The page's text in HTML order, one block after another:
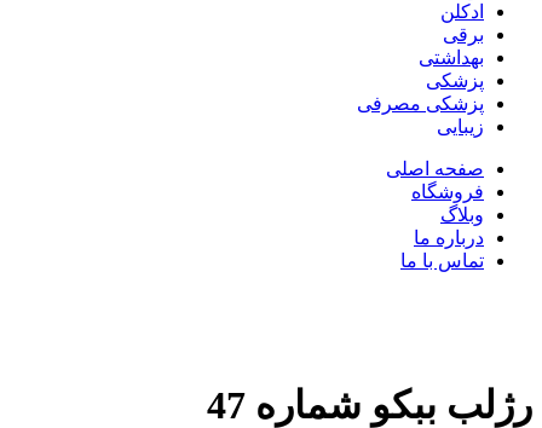
ادکلن
برقی
بهداشتی
پزشکی
پزشکی مصرفی
زیبایی
صفحه اصلی
فروشگاه
وبلاگ
درباره ما
تماس با ما
رژلب ببکو شماره 47